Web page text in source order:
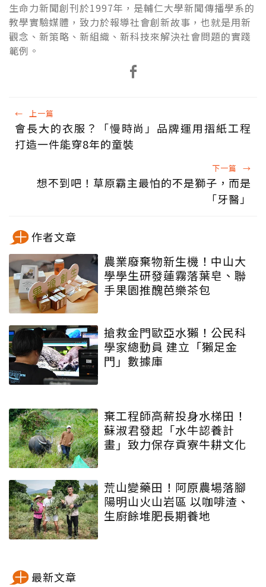
生命力新聞創刊於1997年，是輔仁大學新聞傳播學系的
教學實驗媒體，致力於報導社會創新故事，也就是用新
觀念、新策略、新組織、新科技來解決社會問題的實踐
範例。
← 上一篇
會長大的衣服？「慢時尚」品牌運用摺紙工程
打造一件能穿8年的童裝
下一篇 →
想不到吧！草原霸主最怕的不是獅子，而是
「牙醫」
作者文章
農業廢棄物新生機！中山大
學學生研發蓮霧落葉皂、聯
手果園推醜芭樂茶包
搶救金門歐亞水獺！公民科
學家總動員 建立「獺足金
門」數據庫
棄工程師高薪投身水梯田！
蘇淑君發起「水牛認養計
畫」致力保存貢寮牛耕文化
荒山變藥田！阿原農場落腳
陽明山火山岩區 以咖啡渣、
生廚餘堆肥長期養地
最新文章